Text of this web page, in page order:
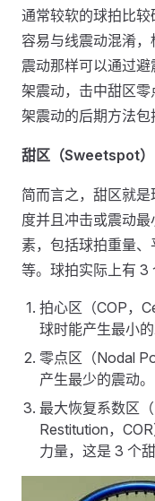
通常较软的球拍比
容易与线震动混淆
震动那样可以通过
架震动，击中甜区
架震动的后期方法包
甜区（Sweetspot）
简而言之，甜区就
度并且冲击或震动
素，包括球拍重量
等。球拍实际上有 3
拍心区（COP，
球时能产生最小的
零点区（Nodal
产生最少的震动。
最大恢复系数区
Restitution，
力量，这是 3 个